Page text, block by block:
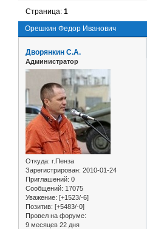
Орешкин Федор Иванович
Страница:1
Дворянкин С.А.
Администратор
Откуда: г.Пенза
Зарегистрирован: 2010-01-24
Приглашений: 0
Сообщений: 17075
Уважение: [+1523/-6]
Позитив: [+5483/-0]
Провел на форуме:
9 месяцев 22 дня